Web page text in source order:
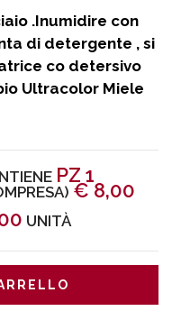
.Inumidire con
di detergente , si
co detersivo
Ultracolor Miele
PZ 1
€ 8,00
UNITÀ